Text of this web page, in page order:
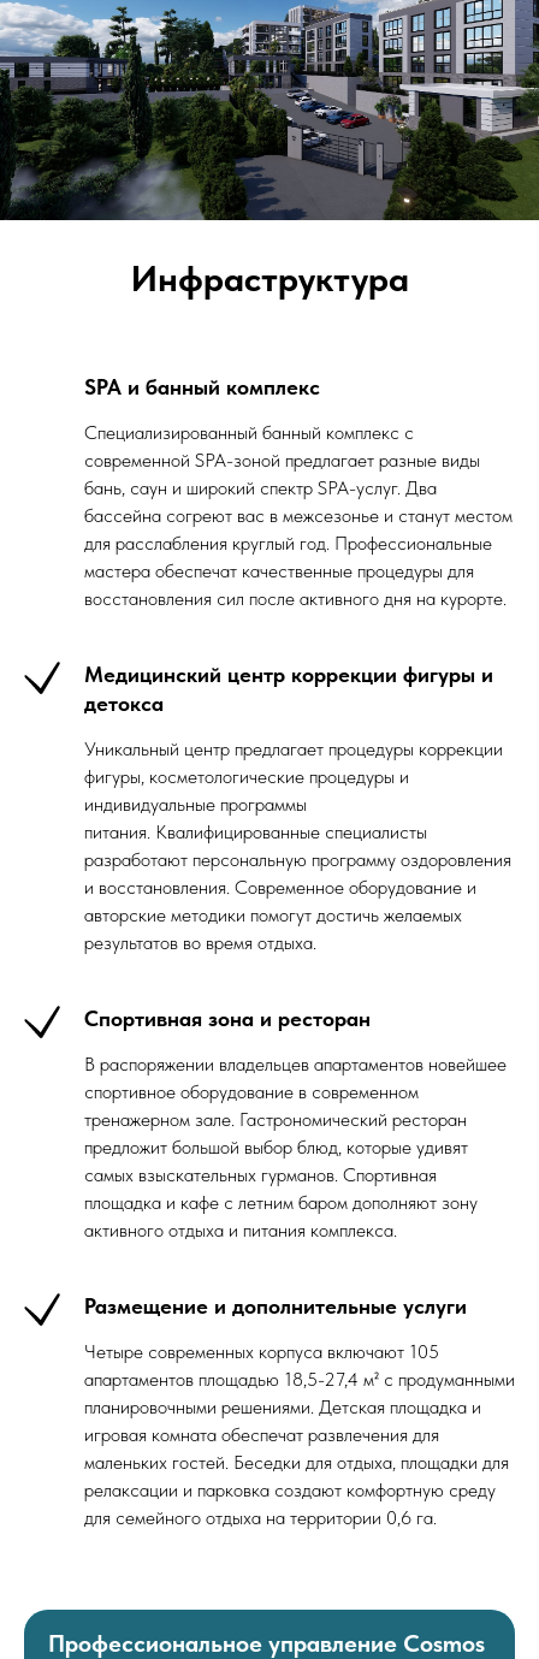
Инфраструктура
SPA и банный комплекс
Специализированный банный комплекс с
современной SPA-зоной предлагает разные виды
бань, саун и широкий спектр SPA-услуг. Два
бассейна согреют вас в межсезонье и станут местом
для расслабления круглый год. Профессиональные
мастера обеспечат качественные процедуры для
восстановления сил после активного дня на курорте.
Медицинский центр коррекции фигуры и
детокса
Уникальный центр предлагает процедуры коррекции
фигуры, косметологические процедуры и
индивидуальные программы
питания. Квалифицированные специалисты
разработают персональную программу оздоровления
и восстановления. Современное оборудование и
авторские методики помогут достичь желаемых
результатов во время отдыха.
Спортивная зона и ресторан
В распоряжении владельцев апартаментов новейшее
спортивное оборудование в современном
тренажерном зале. Гастрономический ресторан
предложит большой выбор блюд, которые удивят
самых взыскательных гурманов. Спортивная
площадка и кафе с летним баром дополняют зону
активного отдыха и питания комплекса.
Размещение и дополнительные услуги
Четыре современных корпуса включают 105
апартаментов площадью 18,5-27,4 м² с продуманными
планировочными решениями. Детская площадка и
игровая комната обеспечат развлечения для
маленьких гостей. Беседки для отдыха, площадки для
релаксации и парковка создают комфортную среду
для семейного отдыха на территории 0,6 га.
Профессиональное управление Cosmos